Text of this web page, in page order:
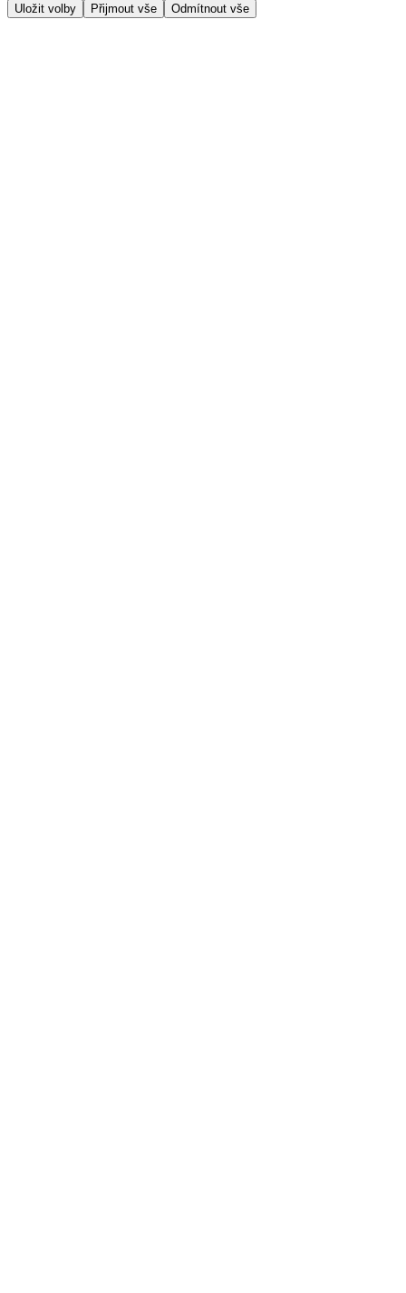
Uložit volby Přijmout vše Odmítnout vše